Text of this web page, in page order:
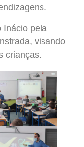
Inácio pela
visando
crianças.